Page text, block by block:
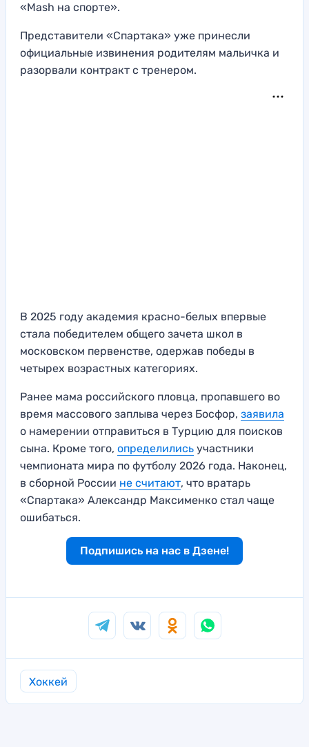
«Mash на спорте».
Представители «Спартака» уже принесли
официальные извинения родителям мальичка и
разорвали контракт с тренером.
В 2025 году академия красно-белых впервые
стала победителем общего зачета школ в
московском первенстве, одержав победы в
четырех возрастных категориях.
Ранее мама российского пловца, пропавшего во
время массового заплыва через Босфор, заявила
о намерении отправиться в Турцию для поисков
сына. Кроме того, определились участники
чемпионата мира по футболу 2026 года. Наконец,
в сборной России не считают, что вратарь
«Спартака» Александр Максименко стал чаще
ошибаться.
Подпишись на нас в Дзене!
Хоккей